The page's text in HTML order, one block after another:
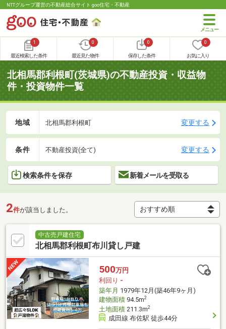
NTTグループ運営の不動産総合サイト goo住宅・不動産
1
最近検索した条件
0
最近見た物件
0
保存した条件
0
お気に入り
北相馬郡利根町(茨城県)の不動産投資・収益物
件・投資物件一覧
地域 北相馬郡利根町 変更する
条件 不動産投資(全て) 変更する
検索条件を保存 新着メールを受取る
2件が該当しました。
中古売戸建住宅
北相馬郡利根町布川貸し戸建
500万円
利回り -
築年月 1979年12月(築46年9ヶ月)
建物面積94.5m2
土地面積211.3m2
成田線 布佐駅 徒歩44分